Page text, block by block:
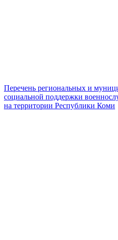
Перечень региональных и
социальной поддержки
на территории Республики Коми